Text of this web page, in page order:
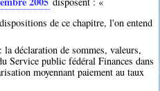
de ce chapitre, l'on entend
déclaration de sommes, valeurs,
Service public fédéral Finances dans
moyennant paiement au taux